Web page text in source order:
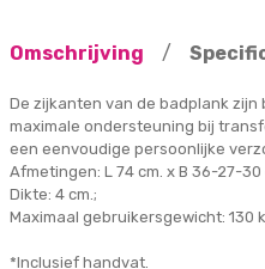
Omschrijving /
De zijkanten van de badplank
maximale ondersteuning bij
een eenvoudige persoonlijke
Afmetingen: L 74 cm. x B 36-27-30
Dikte: 4 cm.;
Maximaal gebruikersgewicht: 130
*Inclusief handvat.